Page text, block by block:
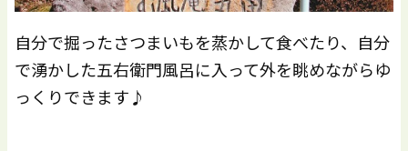
自分で掘ったさつまいもを蒸かして食べたり、自分
で湧かした五右衛門風呂に入って外を眺めながらゆ
っくりできます♪